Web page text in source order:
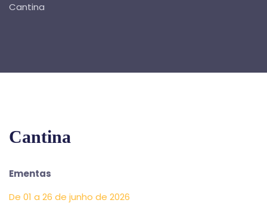
Cantina
Cantina
Ementas
De 01 a 26 de junho de 2026